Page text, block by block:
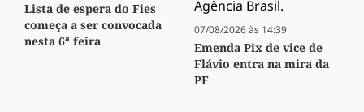
Lista de espera do Fies
começa a ser convocada
nesta 6ª feira
07/08/2026 às 14:39
Emenda Pix de vice de
Flávio entra na mira da
PF